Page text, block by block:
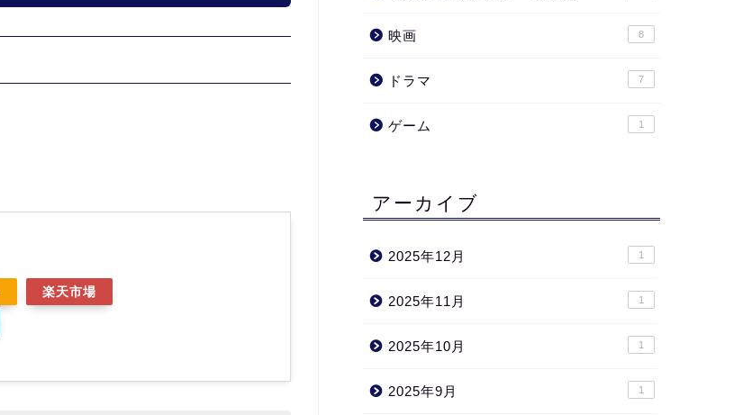
楽天市場
映画 8
ドラマ 7
ゲーム 1
アーカイブ
2025年12月 1
2025年11月 1
2025年10月 1
2025年9月 1